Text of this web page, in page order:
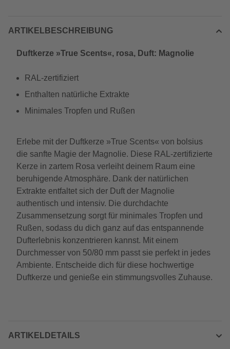
ARTIKELBESCHREIBUNG
Duftkerze »True Scents«, rosa, Duft: Magnolie
RAL-zertifiziert
Enthalten natürliche Extrakte
Minimales Tropfen und Rußen
Erlebe mit der Duftkerze »True Scents« von bolsius
die sanfte Magie der Magnolie. Diese RAL-zertifizierte
Kerze in zartem Rosa verleiht deinem Raum eine
beruhigende Atmosphäre. Dank der natürlichen
Extrakte entfaltet sich der Duft der Magnolie
authentisch und intensiv. Die durchdachte
Zusammensetzung sorgt für minimales Tropfen und
Rußen, sodass du dich ganz auf das entspannende
Dufterlebnis konzentrieren kannst. Mit einem
Durchmesser von 50/80 mm passt sie perfekt in jedes
Ambiente. Entscheide dich für diese hochwertige
Duftkerze und genieße ein stimmungsvolles Zuhause.
ARTIKELDETAILS